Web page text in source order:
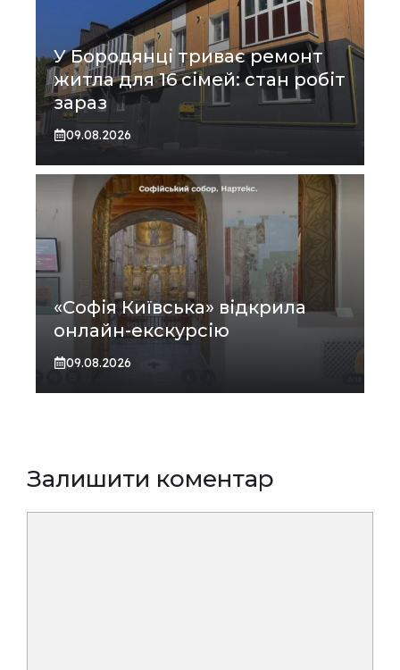
У Бородянці триває ремонт
житла для 16 сімей: стан робіт
зараз
09.08.2026
«Софія Київська» відкрила
онлайн-екскурсію
09.08.2026
Залишити коментар